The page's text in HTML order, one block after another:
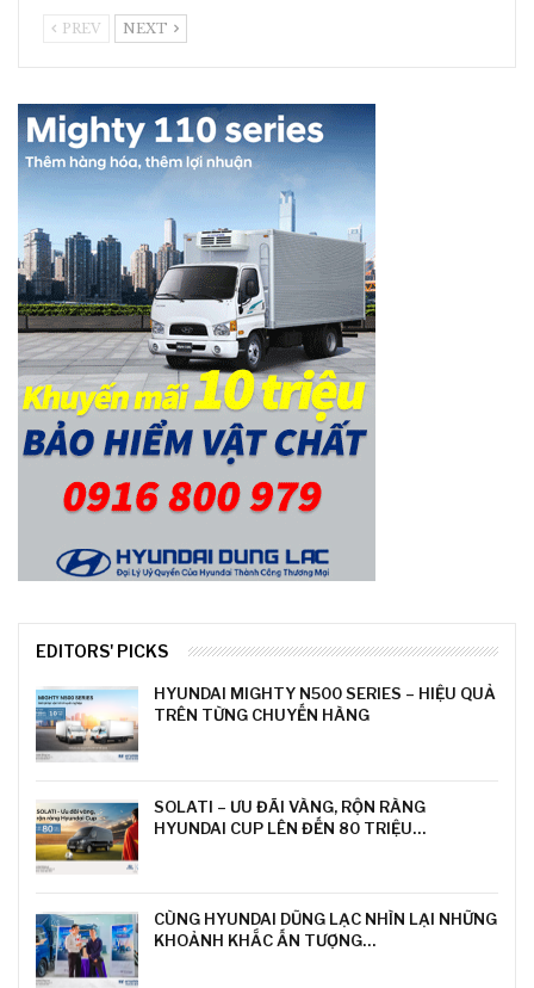
PREV NEXT
EDITORS' PICKS
HYUNDAI MIGHTY N500 SERIES – HIỆU QUẢ
TRÊN TỪNG CHUYẾN HÀNG
SOLATI – ƯU ĐÃI VÀNG, RỘN RÀNG
HYUNDAI CUP LÊN ĐẾN 80 TRIỆU…
CÙNG HYUNDAI DŨNG LẠC NHÌN LẠI NHỮNG
KHOẢNH KHẮC ẤN TƯỢNG…